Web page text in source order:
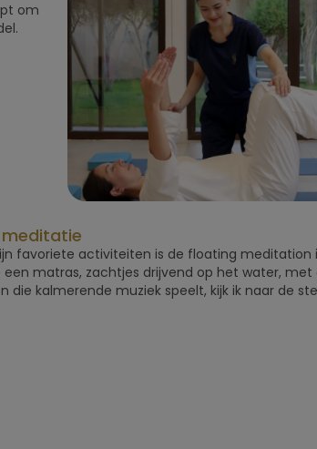
om
favoriete activiteiten is de floating meditation
een matras, zachtjes drijvend op het water, met
die kalmerende muziek speelt, kijk ik naar de